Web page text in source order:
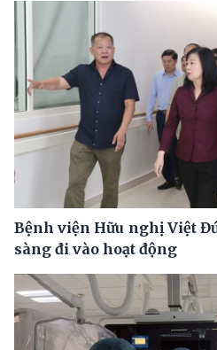
Bệnh viện Hữu nghị Việt
sàng đi vào hoạt động